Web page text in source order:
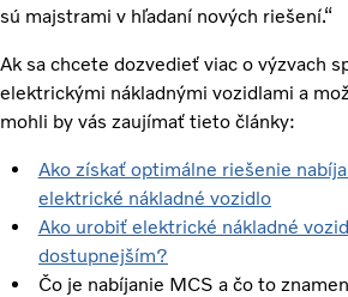
sú majstrami v hľadaní nových riešení.“
Ak sa chcete dozvedieť viac o výzvach
elektrickými nákladnými vozidlami a
mohli by vás zaujímať tieto články:
Ako získať optimálne riešenie
elektrické nákladné vozidlo
Ako urobiť elektrické nákladné
dostupnejším?
Čo je nabíjanie MCS a čo to